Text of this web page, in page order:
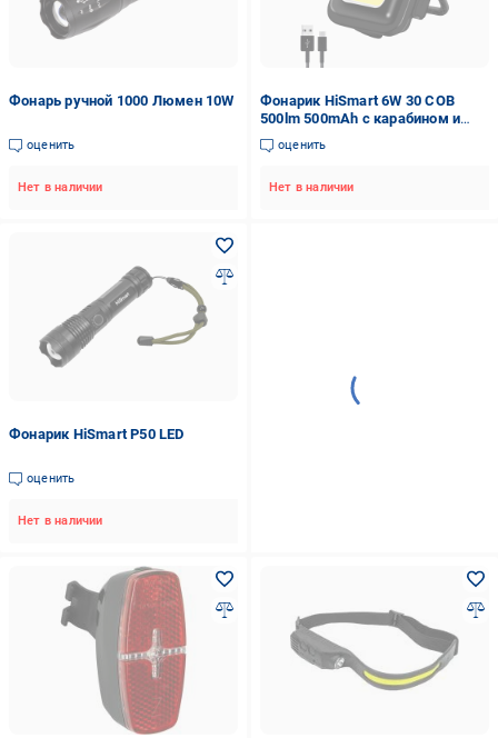
Фонарь ручной 1000 Люмен 10W
оценить
Нет в наличии
Фонарик HiSmart 6W 30 COB
500lm 500mAh с карабином и
открывалкой
оценить
Нет в наличии
Фонарик HiSmart P50 LED
оценить
Нет в наличии